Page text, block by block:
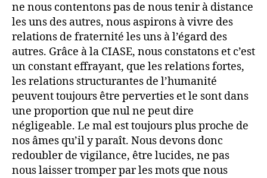
ne nous contentons pas de nous tenir à distance
les uns des autres, nous aspirons à vivre des
relations de fraternité les uns à l’égard des
autres. Grâce à la CIASE, nous constatons et c’est
un constant effrayant, que les relations fortes,
les relations structurantes de l’humanité
peuvent toujours être perverties et le sont dans
une proportion que nul ne peut dire
négligeable. Le mal est toujours plus proche de
nos âmes qu’il y paraît. Nous devons donc
redoubler de vigilance, être lucides, ne pas
nous laisser tromper par les mots que nous